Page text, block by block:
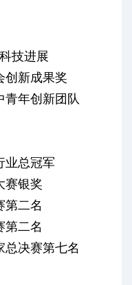
技进展
创新成果奖
青年创新团队
业总冠军
赛银奖
第二名
第二名
总决赛第七名